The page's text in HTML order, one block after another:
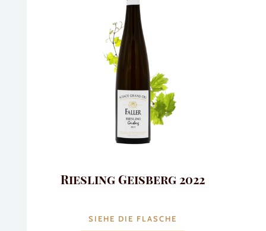
Riesling Geisberg 2022
SIEHE DIE FLASCHE